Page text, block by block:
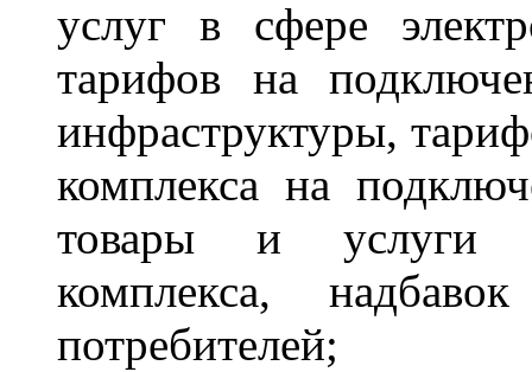
услуг в сфере
тарифов на
инфраструктуры,
комплекса на
товары и услуги
комплекса,
потребителей;